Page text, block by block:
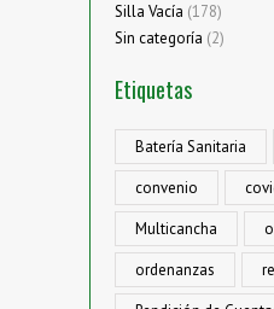
Silla Vacía (178)
Sin categoría (2)
Etiquetas
Batería Sanitaria
convenio
Multicancha
ordenanzas